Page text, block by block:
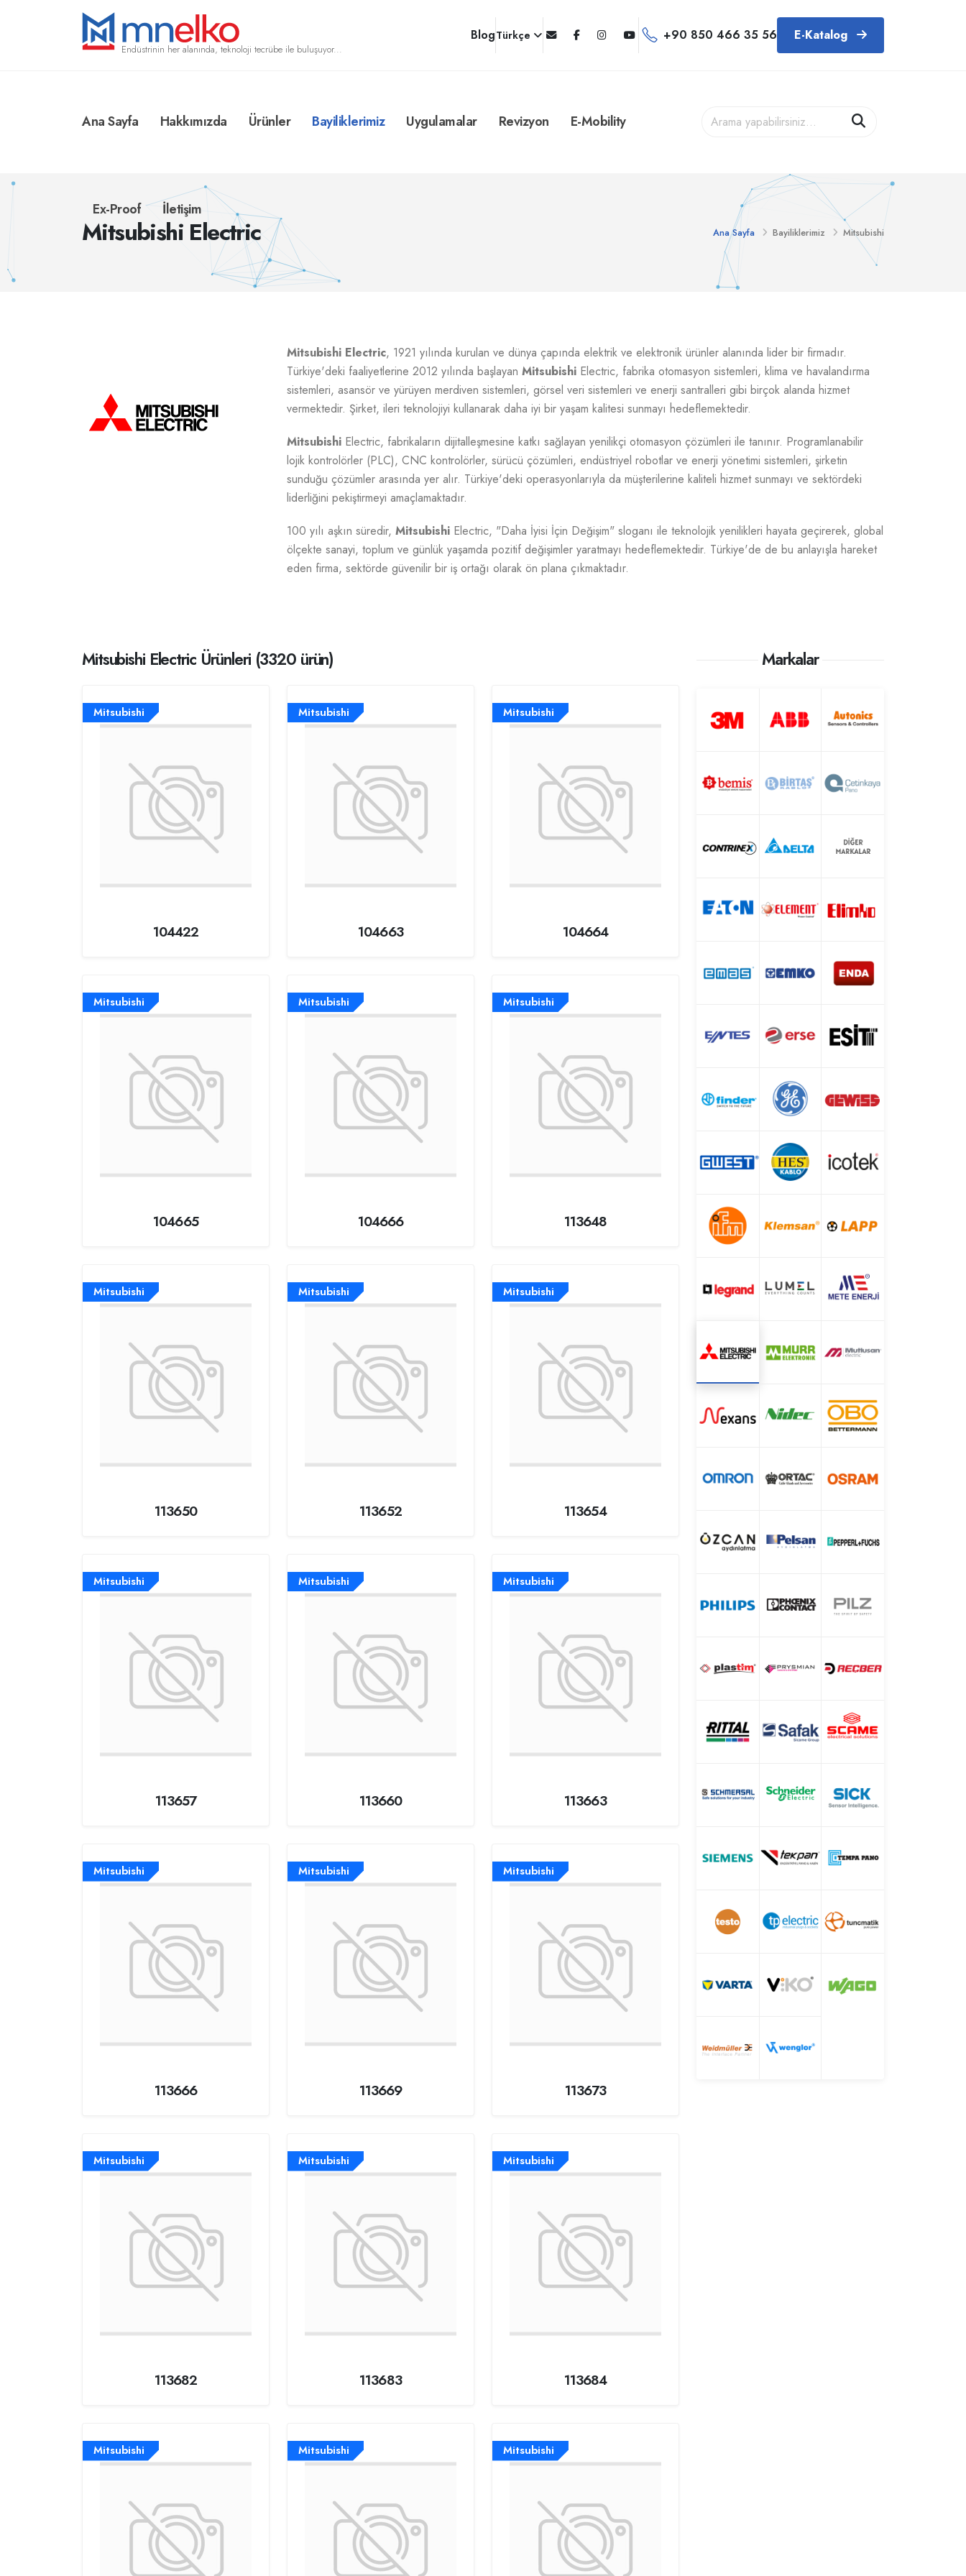
Endüstrinin her alanında, teknoloji tecrübe ile buluşuyor...
BlogTürkçe +90 850 466 35 56 E-Katalog
Ana Sayfa Hakkımızda Ürünler Bayiliklerimiz Uygulamalar Revizyon E-Mobility
Ex-Proof İletişim
Mitsubishi Electric Ana Sayfa Bayiliklerimiz Mitsubishi
Mitsubishi Electric, 1921 yılında kurulan ve dünya çapında elektrik ve elektronik ürünler alanında lider bir firmadır.
Türkiye'deki faaliyetlerine 2012 yılında başlayan Mitsubishi Electric, fabrika otomasyon sistemleri, klima ve havalandırma
sistemleri, asansör ve yürüyen merdiven sistemleri, görsel veri sistemleri ve enerji santralleri gibi birçok alanda hizmet
vermektedir. Şirket, ileri teknolojiyi kullanarak daha iyi bir yaşam kalitesi sunmayı hedeflemektedir.
Mitsubishi Electric, fabrikaların dijitalleşmesine katkı sağlayan yenilikçi otomasyon çözümleri ile tanınır. Programlanabilir
lojik kontrolörler (PLC), CNC kontrolörler, sürücü çözümleri, endüstriyel robotlar ve enerji yönetimi sistemleri, şirketin
sunduğu çözümler arasında yer alır. Türkiye'deki operasyonlarıyla da müşterilerine kaliteli hizmet sunmayı ve sektördeki
liderliğini pekiştirmeyi amaçlamaktadır.
100 yılı aşkın süredir, Mitsubishi Electric, "Daha İyisi İçin Değişim" sloganı ile teknolojik yenilikleri hayata geçirerek, global
ölçekte sanayi, toplum ve günlük yaşamda pozitif değişimler yaratmayı hedeflemektedir. Türkiye'de de bu anlayışla hareket
eden firma, sektörde güvenilir bir iş ortağı olarak ön plana çıkmaktadır.
Mitsubishi Electric Ürünleri (3320 ürün)
Mitsubishi
104422
Mitsubishi
104663
Mitsubishi
104664
Mitsubishi
104665
Mitsubishi
104666
Mitsubishi
113648
Mitsubishi
113650
Mitsubishi
113652
Mitsubishi
113654
Mitsubishi
113657
Mitsubishi
113660
Mitsubishi
113663
Mitsubishi
113666
Mitsubishi
113669
Mitsubishi
113673
Mitsubishi
113682
Mitsubishi
113683
Mitsubishi
113684
Mitsubishi Mitsubishi Mitsubishi
Markalar